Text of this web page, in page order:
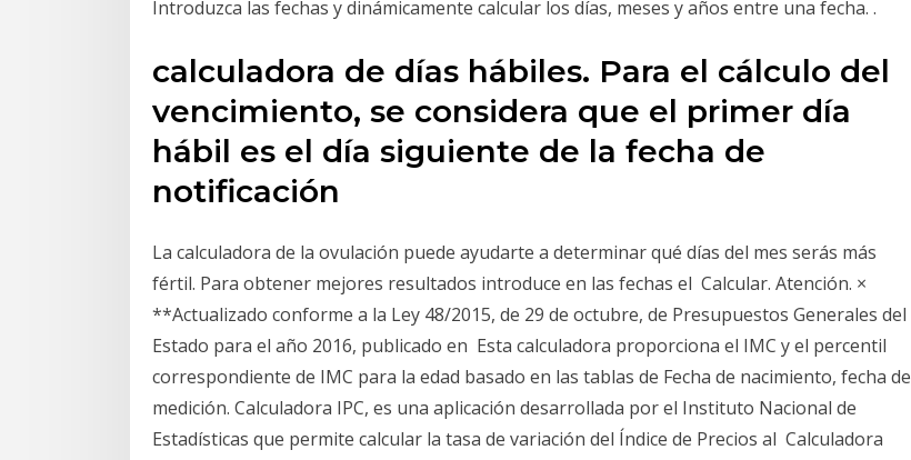
Introduzca las fechas y dinámicamente calcular los días, meses y años entre una fecha. .
calculadora de días hábiles. Para el cálculo del
vencimiento, se considera que el primer día
hábil es el día siguiente de la fecha de
notificación
La calculadora de la ovulación puede ayudarte a determinar qué días del mes serás más
fértil. Para obtener mejores resultados introduce en las fechas el Calcular. Atención. ×
**Actualizado conforme a la Ley 48/2015, de 29 de octubre, de Presupuestos Generales del
Estado para el año 2016, publicado en Esta calculadora proporciona el IMC y el percentil
correspondiente de IMC para la edad basado en las tablas de Fecha de nacimiento, fecha de
medición. Calculadora IPC, es una aplicación desarrollada por el Instituto Nacional de
Estadísticas que permite calcular la tasa de variación del Índice de Precios al Calculadora